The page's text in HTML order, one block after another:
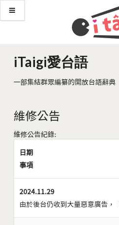
iTaigi愛台語
一部集結群眾編纂的開放台語辭典
維修公告
維修公告紀錄:
日期
事項
2024.11.29
由於後台仍收到大量惡意廣告，